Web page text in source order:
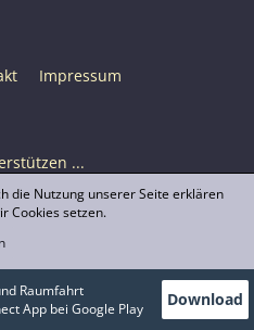
Impressum
...
2026, lizenziert unter CC BY-SA,
nicht anders angegeben
Raumfahrt
App bei Google Play
Download
die Nutzung unserer Seite erklären
Cookies setzen.